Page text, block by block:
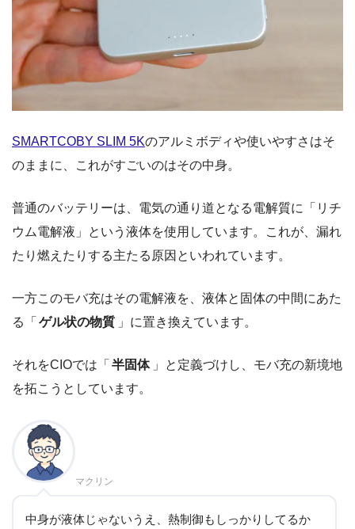
SMARTCOBY SLIM 5Kのアルミボディや使いやすさはそ
のままに、これがすごいのはその中身。
普通のバッテリーは、電気の通り道となる電解質に「リチ
ウム電解液」という液体を使用しています。これが、漏れ
たり燃えたりする主たる原因といわれています。
一方このモバ充はその電解液を、液体と固体の中間にあた
る「 ゲル状の物質 」に置き換えています。
それをCIOでは「 半固体 」と定義づけし、モバ充の新境地
を拓こうとしています。
マクリン
中身が液体じゃないうえ、熱制御もしっかりしてるか